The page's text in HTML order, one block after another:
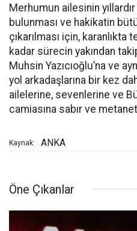
Merhumun ailesinin
bulunması ve hakikatin
çıkarılması için, karanlıkta
kadar sürecin yakından
Muhsin Yazıcıoğlu’na ve
yol arkadaşlarına bir kez
ailelerine, sevenlerine ve
camiasına sabır ve
Kaynak: ANKA
Öne Çıkanlar